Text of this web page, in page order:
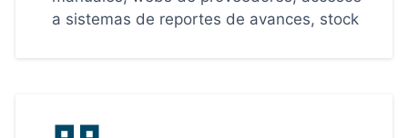
a sistemas de reportes de avances, stock